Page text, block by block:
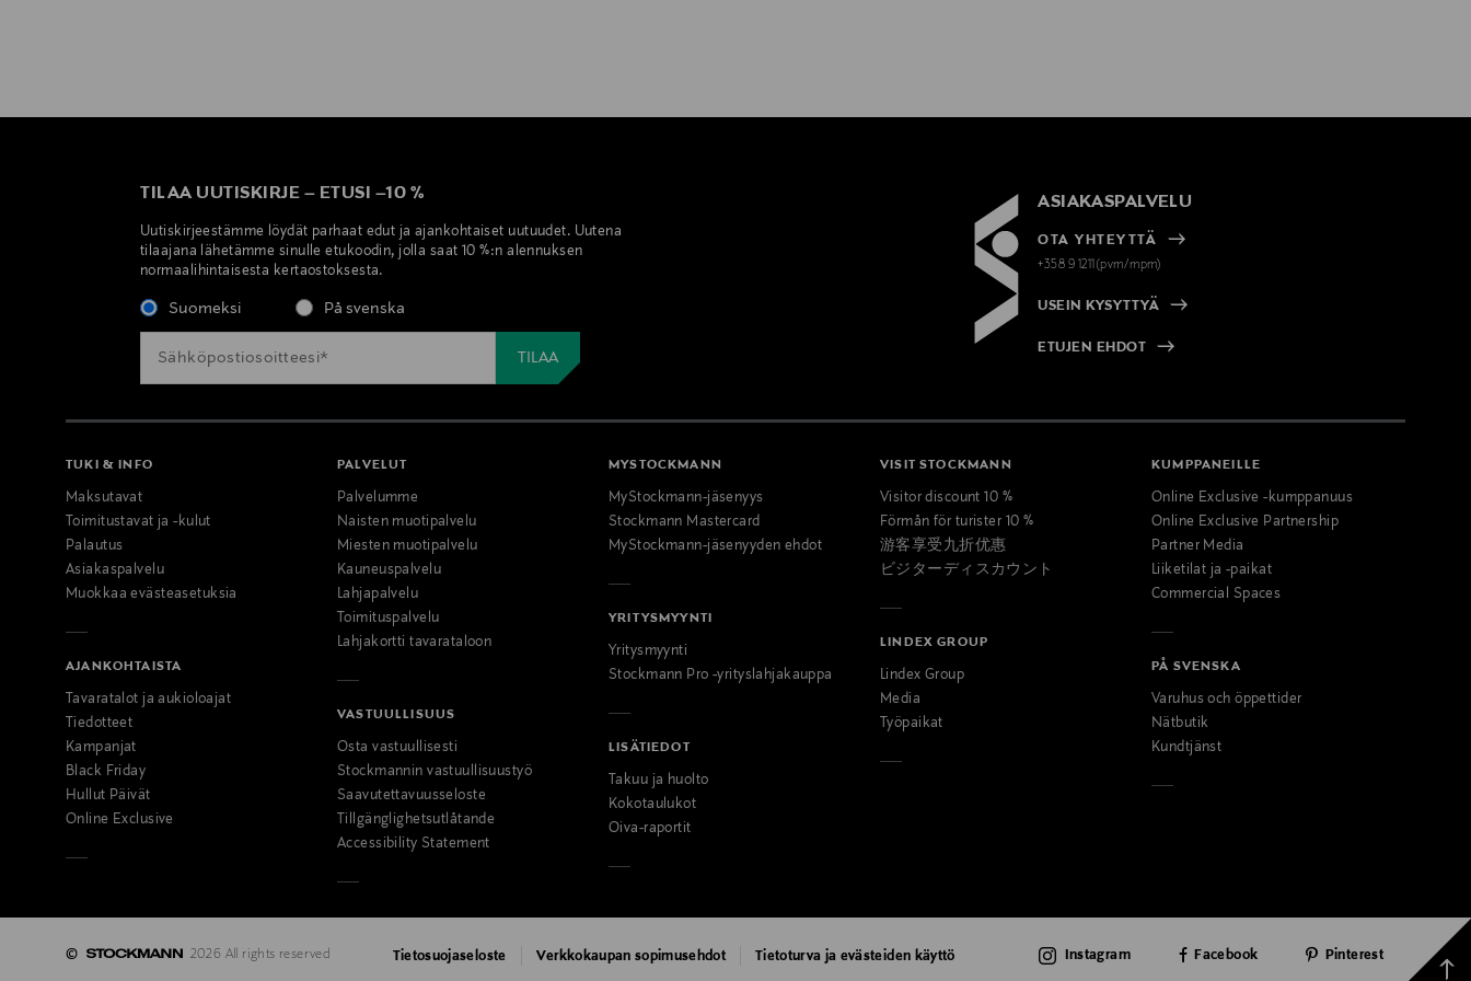
TILAA UUTISKIRJE – ETUSI –10 %
Uutiskirjeestämme löydät parhaat edut ja ajankohtaiset uutuudet. Uutena
tilaajana lähetämme sinulle etukoodin, jolla saat 10 %:n alennuksen
normaalihintaisesta kertaostoksesta.
Suomeksi På svenska
ASIAKASPALVELU
OTA YHTEYTTÄ
+358 9 1211(pvm/mpm)
USEIN KYSYTTYÄ
ETUJEN EHDOT
TUKI & INFO
Maksutavat
Toimitustavat ja -kulut
Palautus
Asiakaspalvelu
Muokkaa evästeasetuksia
AJANKOHTAISTA
Tavaratalot ja aukioloajat
Tiedotteet
Kampanjat
Black Friday
Hullut Päivät
Online Exclusive
PALVELUT
Palvelumme
Naisten muotipalvelu
Miesten muotipalvelu
Kauneuspalvelu
Lahjapalvelu
Toimituspalvelu
Lahjakortti tavarataloon
VASTUULLISUUS
Osta vastuullisesti
Stockmannin vastuullisuustyö
Saavutettavuusseloste
Tillgänglighetsutlåtande
Accessibility Statement
MYSTOCKMANN
MyStockmann-jäsenyys
Stockmann Mastercard
MyStockmann-jäsenyyden ehdot
YRITYSMYYNTI
Yritysmyynti
Stockmann Pro -yrityslahjakauppa
LISÄTIEDOT
Takuu ja huolto
Kokotaulukot
Oiva-raportit
VISIT STOCKMANN
Visitor discount 10 %
Förmån för turister 10 %
游客享受九折优惠
ビジターディスカウント
LINDEX GROUP
Lindex Group
Media
Työpaikat
KUMPPANEILLE
Online Exclusive -kumppanuus
Online Exclusive Partnership
Partner Media
Liiketilat ja -paikat
Commercial Spaces
PÅ SVENSKA
Varuhus och öppettider
Nätbutik
Kundtjänst
© 2026 All rights reserved Tietosuojaseloste Verkkokaupan sopimusehdot Tietoturva ja evästeiden käyttö Instagram Facebook Pinterest